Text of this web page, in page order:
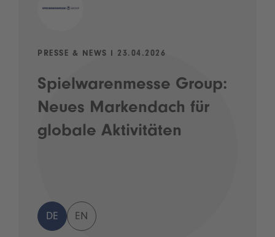
PRESSE & NEWS I 23.04.2026
Spielwarenmesse Group:
Neues Markendach für
globale Aktivitäten
DE EN